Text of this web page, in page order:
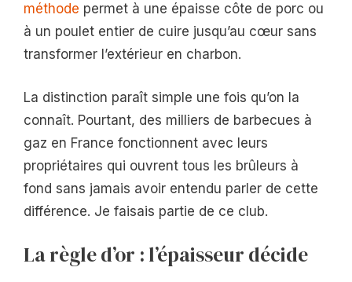
méthode permet à une épaisse côte de porc ou
à un poulet entier de cuire jusqu’au cœur sans
transformer l’extérieur en charbon.
La distinction paraît simple une fois qu’on la
connaît. Pourtant, des milliers de barbecues à
gaz en France fonctionnent avec leurs
propriétaires qui ouvrent tous les brûleurs à
fond sans jamais avoir entendu parler de cette
différence. Je faisais partie de ce club.
La règle d’or : l’épaisseur décide